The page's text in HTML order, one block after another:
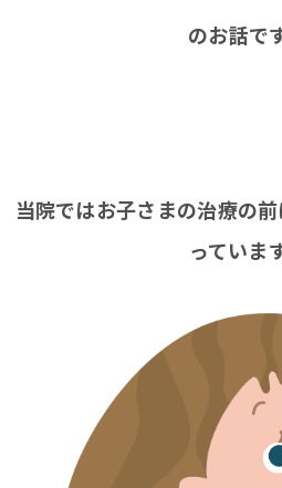
のお話です
当院ではお子さまの治療の
っています